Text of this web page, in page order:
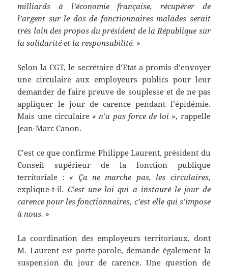
milliards à l’économie française, récupérer de
l’argent sur le dos de fonctionnaires malades serait
très loin des propos du président de la République sur
la solidarité et la responsabilité. »
Selon la CGT, le secrétaire d’Etat a promis d’envoyer
une circulaire aux employeurs publics pour leur
demander de faire preuve de souplesse et de ne pas
appliquer le jour de carence pendant l’épidémie.
Mais une circulaire « n’a pas force de loi », rappelle
Jean-Marc Canon.
C’est ce que confirme Philippe Laurent, président du
Conseil supérieur de la fonction publique
territoriale : « Ça ne marche pas, les circulaires,
explique-t-il. C’est une loi qui a instauré le jour de
carence pour les fonctionnaires, c’est elle qui s’impose
à nous. »
La coordination des employeurs territoriaux, dont
M. Laurent est porte-parole, demande également la
suspension du jour de carence. Une question de